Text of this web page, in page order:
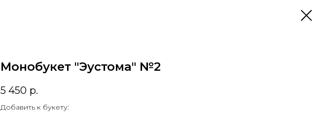
Монобукет "Эустома" №2
5 450 р.
Добавить к букету: